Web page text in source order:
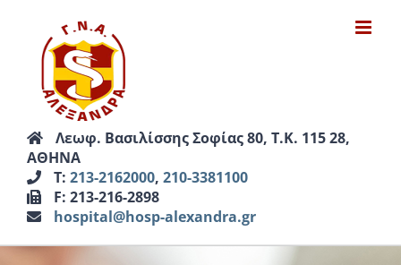
περιεχόμενο
Λεωφ. Βασιλίσσης Σοφίας 80, Τ.Κ. 115 28,
ΑΘΗΝΑ
Τ: 213-2162000, 210-3381100
F: 213-216-2898
hospital@hosp-alexandra.gr